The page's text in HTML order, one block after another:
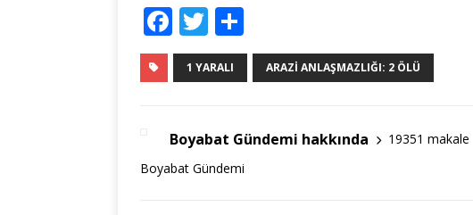
F
a
c
b
o
T
w
it
r
h
ar
1 YARALI ARAZI ANLAŞMAZLIĞI: 2 ÖLÜ
Boyabat Gündemi hakkında
19351 makale
Boyabat Gündemi